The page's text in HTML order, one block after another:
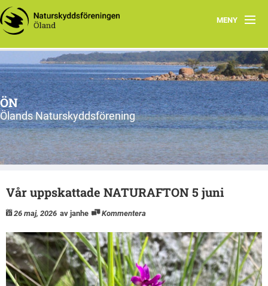
MENY
Hem
Om ÖN
Aktiviteter
ÖN tycker
Natur- och miljöorganisationer på Öland
Ölands natur
ÖN
Ölands Naturskyddsförening
Vår uppskattade NATURAFTON 5 juni
26 maj, 2026 av janhe Kommentera